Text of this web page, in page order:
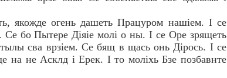
якожде огень дашеть Працуром нашiем. I се
бо Пытере Дiяiе молi о ны. I се Оре зрящеть
сва врзiем. Се бящ в щась онь Дiрось. I се
на не Асклд i Ерек. I то молiхь Бзе позбавнте